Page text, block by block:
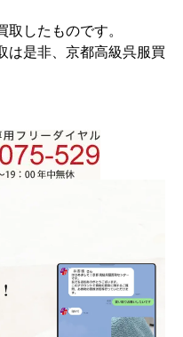
したものです。
は是非、京都高級呉服買